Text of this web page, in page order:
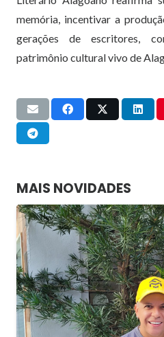
memória, incentivar a
gerações de escritores,
patrimônio cultural vivo de
MAIS NOVIDADES